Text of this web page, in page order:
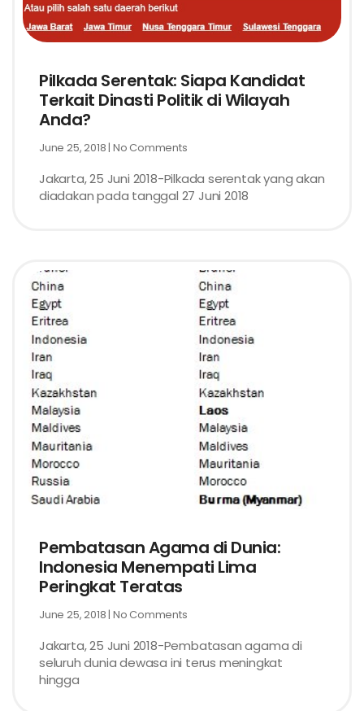
Pilkada Serentak: Siapa Kandidat
Terkait Dinasti Politik di Wilayah
Anda?
June 25, 2018 No Comments
Jakarta, 25 Juni 2018-Pilkada serentak yang akan
diadakan pada tanggal 27 Juni 2018
Pembatasan Agama di Dunia:
Indonesia Menempati Lima
Peringkat Teratas
June 25, 2018 No Comments
Jakarta, 25 Juni 2018-Pembatasan agama di
seluruh dunia dewasa ini terus meningkat
hingga